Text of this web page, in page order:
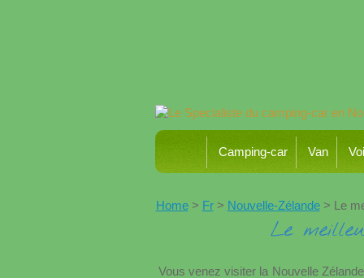
Camping-car Van
Home> Fr> Nouvelle-Zélande> Le
Le
Vous venez visiter la Nouvelle